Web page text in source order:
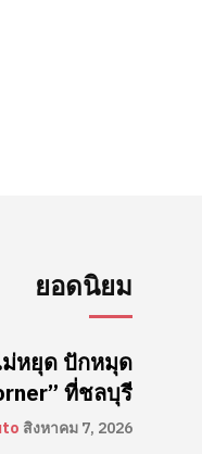
ยอดนิยม
หยุด ปักหมุด
ที่ชลบุรี
สิงหาคม 7, 2026